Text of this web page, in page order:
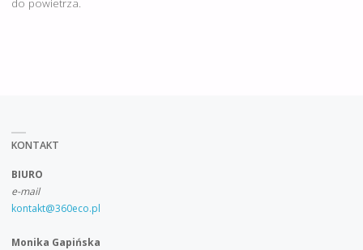
do powietrza.
KONTAKT
BIURO
e-mail
kontakt@360eco.pl
Monika Gapińska